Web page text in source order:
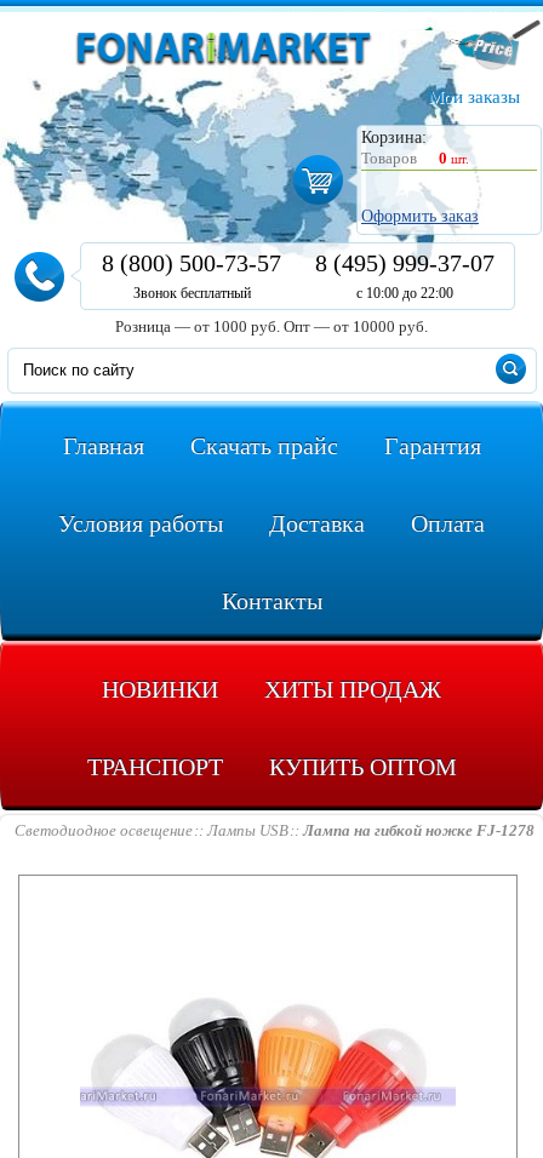
Мои заказы
Корзина:
Товаров
0 шт.
Оформить заказ
8 (800) 500-73-57
Звонок бесплатный
8 (495) 999-37-07
с 10:00 до 22:00
Розница — от 1000 руб. Опт — от 10000 руб.
Главная Скачать прайс Гарантия
Условия работы Доставка Оплата
Контакты
НОВИНКИ ХИТЫ ПРОДАЖ
ТРАНСПОРТ КУПИТЬ ОПТОМ
Светодиодное освещение Лампы USB Лампа на гибкой ножке FJ-1278